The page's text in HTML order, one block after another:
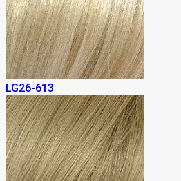
LG26-613